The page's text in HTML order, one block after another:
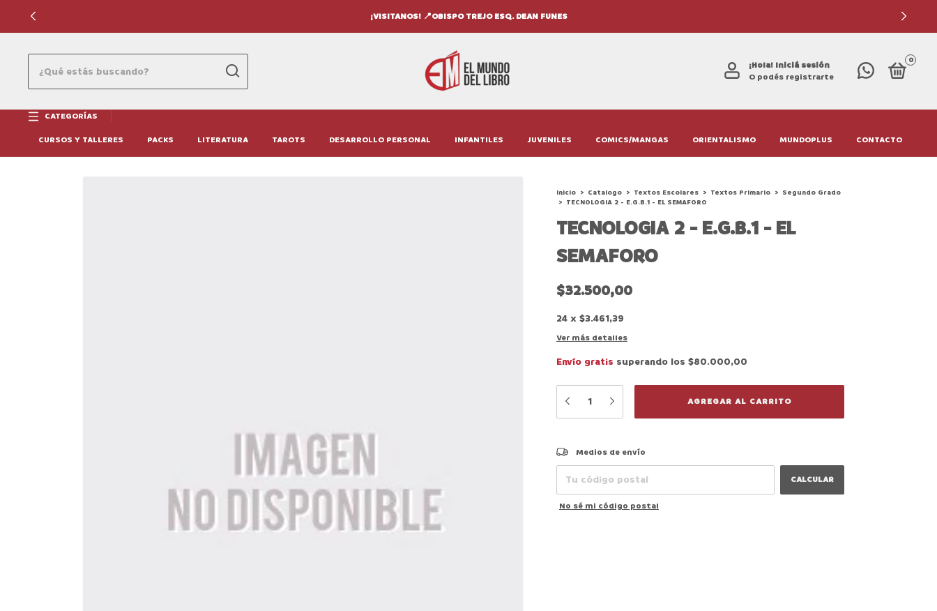
¡VISITANOS! 📍OBISPO TREJO ESQ. DEAN FUNES
¡Hola! Iniciá sesión
O podés registrarte
0
CATEGORÍAS
CURSOS Y TALLERES
PACKS LITERATURA TAROTS DESARROLLO PERSONAL INFANTILES JUVENILES COMICS/MANGAS ORIENTALISMO MUNDOPLUS CONTACTO
Inicio > Catalogo > Textos Escolares > Textos Primario > Segundo Grado
> TECNOLOGIA 2 - E.G.B.1 - EL SEMAFORO
TECNOLOGIA 2 - E.G.B.1 - EL
SEMAFORO
$32.500,00
24 x $3.461,39
Ver más detalles
Envío gratis superando los $80.000,00
Entregas para el CP:
Medios de envío
CALCULAR
No sé mi código postal